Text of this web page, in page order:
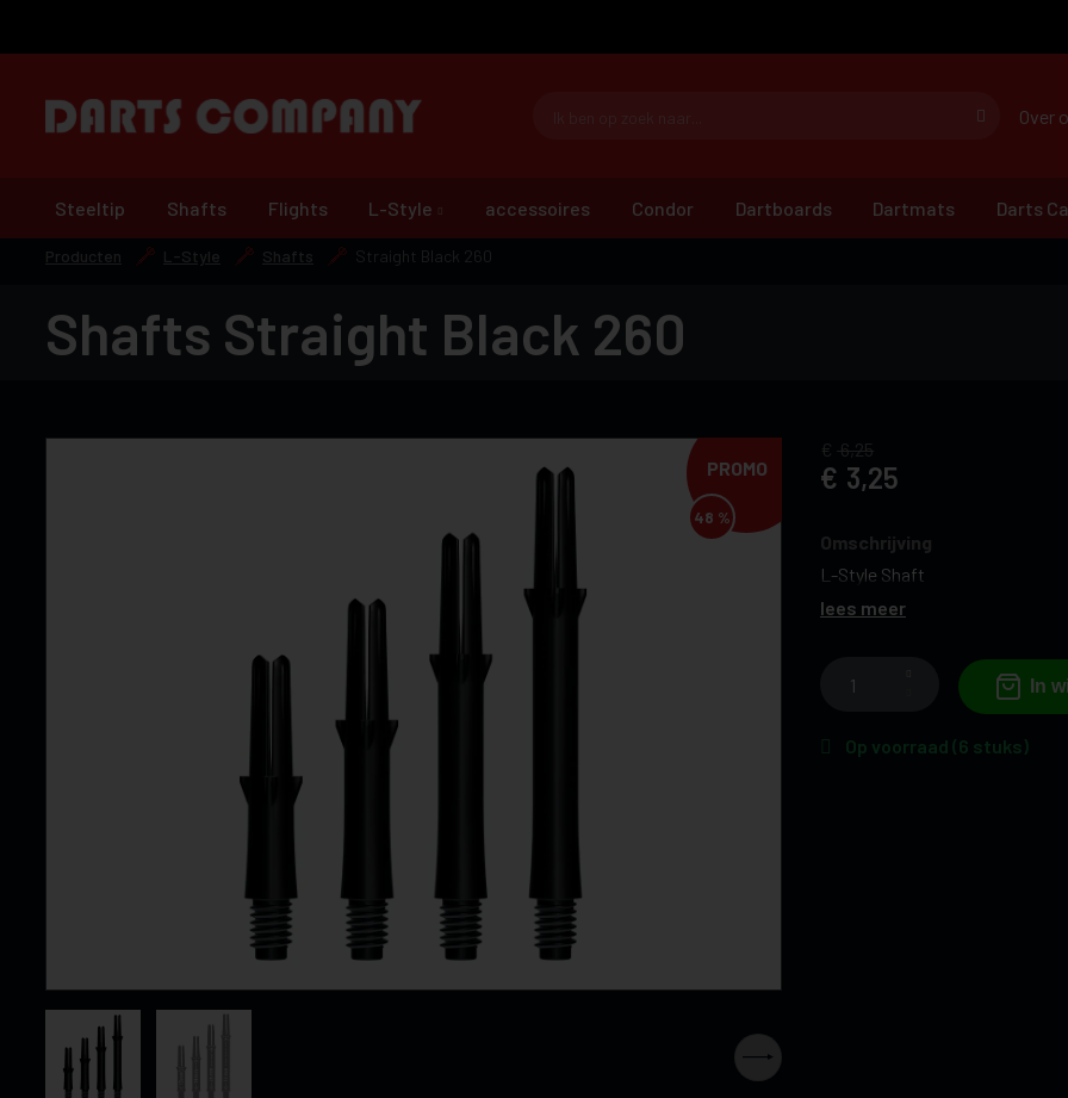
Over
Steeltip Shafts Flights L-Style accessoires Condor Dartboards Dartmats Darts
Producten L-Style Shafts Straight Black 260
Shafts Straight Black 260
PROMO
48 %
6,25
3,25
Omschrijving
L-Style Shaft
lees meer
In
Op voorraad (6 stuks)